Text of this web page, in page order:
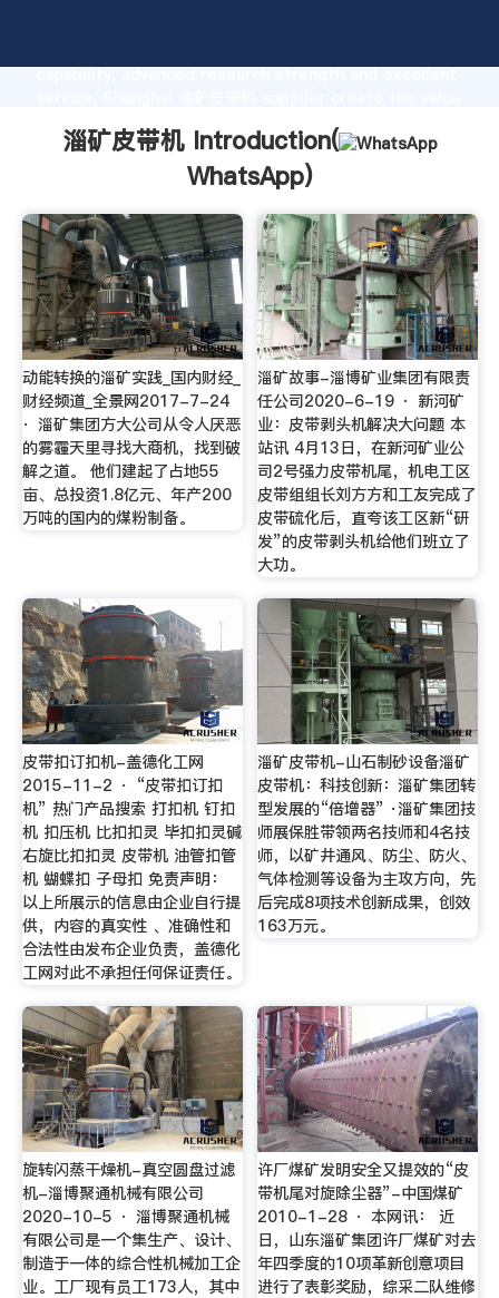
capability, advanced research strength and excellent
淄矿皮带机 Introduction(
WhatsApp)
动能转换的淄矿实践_国内财经_
财经频道_全景网2017-7-24
· 淄矿集团方大公司从令人厌恶
的雾霾天里寻找大商机，找到破
解之道。 他们建起了占地55
亩、总投资1.8亿元、年产200
万吨的国内的煤粉制备。
淄矿故事-淄博矿业集团有限责
任公司2020-6-19 · 新河矿
业：皮带剥头机解决大问题 本
站讯 4月13日，在新河矿业公
司2号强力皮带机尾，机电工区
皮带组组长刘方方和工友完成了
皮带硫化后，直夸该工区新“研
发”的皮带剥头机给他们班立了
大功。
皮带扣订扣机-盖德化工网
2015-11-2 · “皮带扣订扣
机” 热门产品搜索 打扣机 钉扣
机 扣压机 比扣扣灵 毕扣扣灵碱
右旋比扣扣灵 皮带机 油管扣管
机 蝴蝶扣 子母扣 免责声明：
以上所展示的信息由企业自行提
供，内容的真实性 、准确性和
合法性由发布企业负责，盖德化
工网对此不承担任何保证责任。
淄矿皮带机-山石制砂设备淄矿
皮带机：科技创新：淄矿集团转
型发展的“倍增器” ·淄矿集团技
师展保胜带领两名技师和4名技
师，以矿井通风、防尘、防火、
气体检测等设备为主攻方向，先
后完成8项技术创新成果，创效
163万元。
旋转闪蒸干燥机-真空圆盘过滤
机-淄博聚通机械有限公司
2020-10-5 · 淄博聚通机械
有限公司是一个集生产、设计、
制造于一体的综合性机械加工企
业。工厂现有员工173人，其中
许厂煤矿发明安全又提效的“皮
带机尾对旋除尘器”-中国煤矿
2010-1-28 · 本网讯： 近
日，山东淄矿集团许厂煤矿对去
年四季度的10项革新创意项目
进行了表彰奖励，综采二队维修